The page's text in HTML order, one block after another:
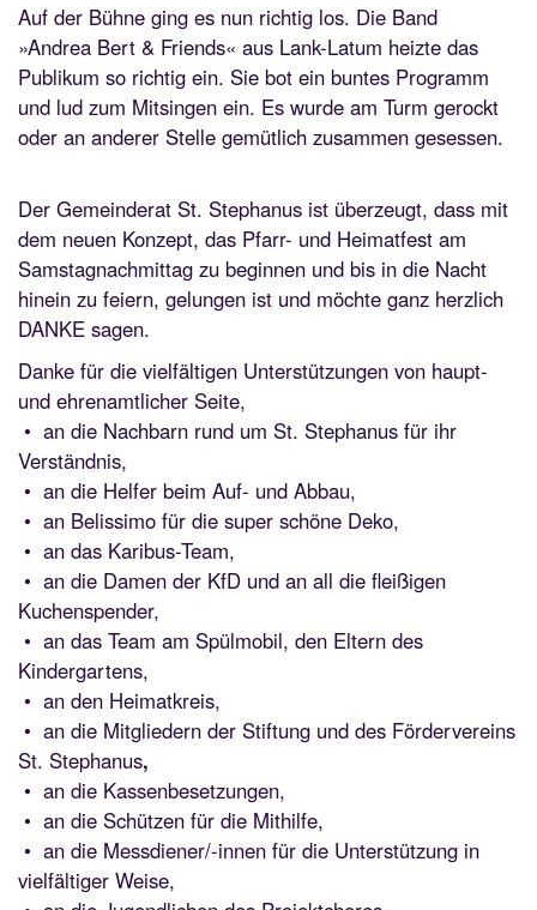
Auf der Bühne ging es nun richtig los. Die Band
»Andrea Bert & Friends« aus Lank-Latum heizte das
Publikum so richtig ein. Sie bot ein buntes Programm
und lud zum Mitsingen ein. Es wurde am Turm gerockt
oder an anderer Stelle gemütlich zusammen gesessen.
Der Gemeinderat St. Stephanus ist überzeugt, dass mit
dem neuen Konzept, das Pfarr- und Heimatfest am
Samstagnachmittag zu beginnen und bis in die Nacht
hinein zu feiern, gelungen ist und möchte ganz herzlich
DANKE sagen.
Danke für die vielfältigen Unterstützungen von haupt-
und ehrenamtlicher Seite,
• an die Nachbarn rund um St. Stephanus für ihr
Verständnis,
• an die Helfer beim Auf- und Abbau,
• an Belissimo für die super schöne Deko,
• an das Karibus-Team,
• an die Damen der KfD und an all die fleißigen
Kuchenspender,
• an das Team am Spülmobil, den Eltern des
Kindergartens,
• an den Heimatkreis,
• an die Mitgliedern der Stiftung und des Fördervereins
St. Stephanus,
• an die Kassenbesetzungen,
• an die Schützen für die Mithilfe,
• an die Messdiener/-innen für die Unterstützung in
vielfältiger Weise,